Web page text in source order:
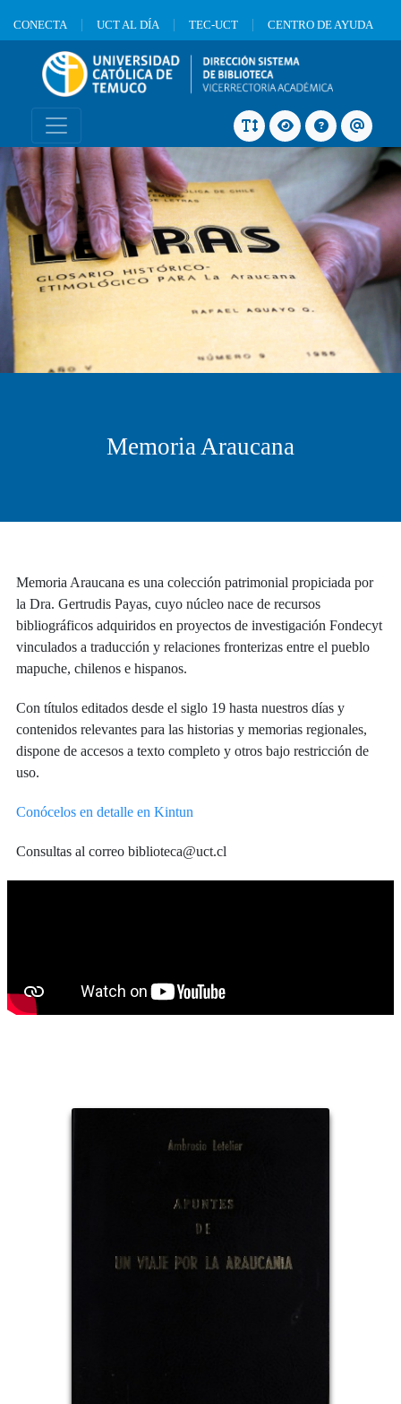
CONECTA UCT AL DÍA TEC-UCT CENTRO DE AYUDA
Barra de navegación
Memoria Araucana
Memoria Araucana es una colección patrimonial propiciada por
la Dra. Gertrudis Payas, cuyo núcleo nace de recursos
bibliográficos adquiridos en proyectos de investigación Fondecyt
vinculados a traducción y relaciones fronterizas entre el pueblo
mapuche, chilenos e hispanos.
Con títulos editados desde el siglo 19 hasta nuestros días y
contenidos relevantes para las historias y memorias regionales,
dispone de accesos a texto completo y otros bajo restricción de
uso.
Conócelos en detalle en Kintun
Consultas al correo biblioteca@uct.cl